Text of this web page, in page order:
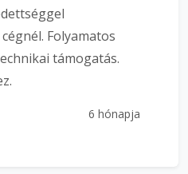
Folyamatos
támogatás.
6 hónapja